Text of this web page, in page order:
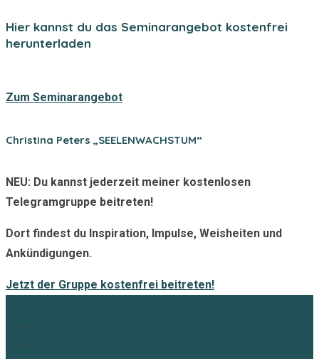
Hier kannst du das Seminarangebot kostenfrei
herunterladen
Zum Seminarangebot
Christina Peters „SEELENWACHSTUM“
NEU: Du kannst jederzeit meiner kostenlosen
Telegramgruppe beitreten!
Dort findest du Inspiration, Impulse, Weisheiten und
Ankündigungen.
Jetzt der Gruppe kostenfrei beitreten!